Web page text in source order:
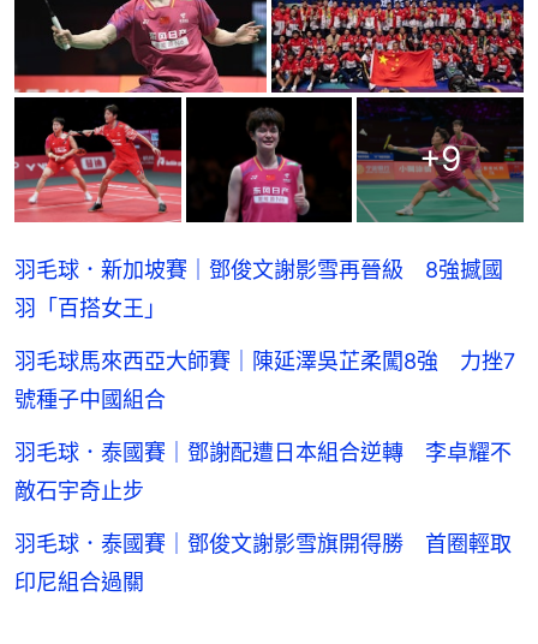
+9
羽毛球．新加坡賽｜鄧俊文謝影雪再晉級 8強撼國
羽「百搭女王」
羽毛球馬來西亞大師賽｜陳延澤吳芷柔闖8強 力挫7
號種子中國組合
羽毛球．泰國賽｜鄧謝配遭日本組合逆轉 李卓耀不
敵石宇奇止步
羽毛球．泰國賽｜鄧俊文謝影雪旗開得勝 首圈輕取
印尼組合過關